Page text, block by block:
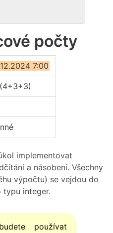
počty
7:00
implementovat
a násobení. Všechny
výpočtu) se vejdou do
typu integer.
používat